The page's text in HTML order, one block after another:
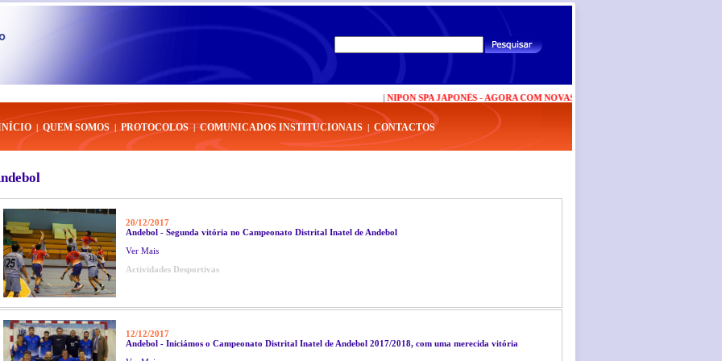
NIPON SPA JAPONÊS - AGORA COM NOVAS VALÊNCIAS
| QUEM SOMOS | PROTOCOLOS | COMUNICADOS INSTITUCIONAIS | CONTACTOS
20/12/2017
Andebol - Segunda vitória no Campeonato Distrital Inatel de Andebol
Ver Mais
Actividades Desportivas
12/12/2017
Andebol - Iniciámos o Campeonato Distrital Inatel de Andebol 2017/2018, com uma merecida vitória